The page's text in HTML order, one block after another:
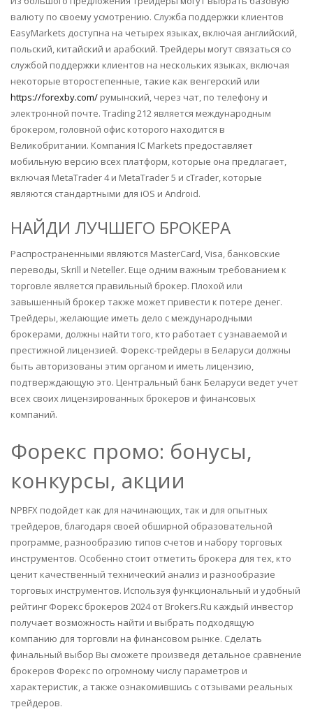
валюту по своему усмотрению. Служба поддержки клиентов
EasyMarkets доступна на четырех языках, включая английский,
польский, китайский и арабский. Трейдеры могут связаться со
службой поддержки клиентов на нескольких языках, включая
некоторые второстепенные, такие как венгерский или
https://forexby.com/ румынский, через чат, по телефону и
электронной почте. Trading 212 является международным
брокером, головной офис которого находится в
Великобритании. Компания IC Markets предоставляет
мобильную версию всех платформ, которые она предлагает,
включая MetaTrader 4 и MetaTrader 5 и cTrader, которые
являются стандартными для iOS и Android.
НАЙДИ ЛУЧШЕГО БРОКЕРА
Распространенными являются MasterCard, Visa, банковские
переводы, Skrill и Neteller. Еще одним важным требованием к
торговле является правильный брокер. Плохой или
завышенный брокер также может привести к потере денег.
Трейдеры, желающие иметь дело с международными
брокерами, должны найти того, кто работает с узнаваемой и
престижной лицензией. Форекс-трейдеры в Беларуси должны
быть авторизованы этим органом и иметь лицензию,
подтверждающую это. Центральный банк Беларуси ведет учет
всех своих лицензированных брокеров и финансовых
компаний.
Форекс промо: бонусы,
конкурсы, акции
NPBFX подойдет как для начинающих, так и для опытных
трейдеров, благодаря своей обширной образовательной
программе, разнообразию типов счетов и набору торговых
инструментов. Особенно стоит отметить брокера для тех, кто
ценит качественный технический анализ и разнообразие
торговых инструментов. Используя функциональный и удобный
рейтинг Форекс брокеров 2024 от Brokers.Ru каждый инвестор
получает возможность найти и выбрать подходящую
компанию для торговли на финансовом рынке. Сделать
финальный выбор Вы сможете произведя детальное сравнение
брокеров Форекс по огромному числу параметров и
характеристик, а также ознакомившись с отзывами реальных
трейдеров.